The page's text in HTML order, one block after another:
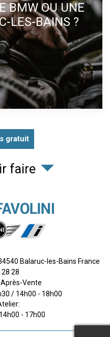
BMW OU UNE
LES-BAINS ?
gratuit
faire
Balaruc-les-Bains France
28
Vente
/ 14h00 - 18h00
- 17h00